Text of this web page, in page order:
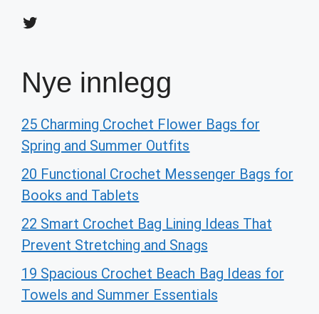
Twitter
Nye innlegg
25 Charming Crochet Flower Bags for
Spring and Summer Outfits
20 Functional Crochet Messenger Bags for
Books and Tablets
22 Smart Crochet Bag Lining Ideas That
Prevent Stretching and Snags
19 Spacious Crochet Beach Bag Ideas for
Towels and Summer Essentials